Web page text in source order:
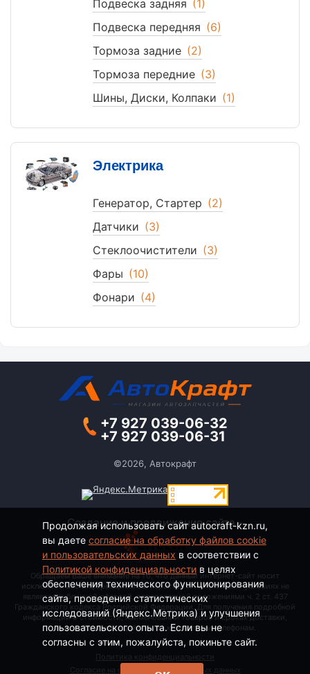
Подвеска задняя (1)
Подвеска передняя (6)
Тормоза задние (2)
Тормоза передние (3)
Шины, Диски, Колпаки (1)
Электрика
Генератор, Стартер (2)
Датчики (3)
Стеклоочистители (3)
Фары (10)
Фонари (4)
+7 927 039-06-32
+7 927 039-06-31
©2026, Автокрафт
Создание и продвижение сайта -
Обращаем Ваше внимание на то, что данный интернет-сайт носит
исключительно информационный характер и ни при каких условиях не
является публичной офертой, определяемой положениями ч. 2 ст. 437
Гражданского кодекса Российской Федерации. Для получения подробной
информации о стоимости, наименовании товаров и сроках доставки,
пожалуйста, обращайтесь по контактным телефонам.
Политика конфиденциальности
Согласие на обработку персональных данных
Продолжая использовать сайт autocraft-kzn.ru,
вы даете согласие на обработку файлов cookie
и пользовательских данных в соответствии с
Политикой конфиденциальностив целях
обеспечения технического функционирования
сайта, проведения статистических
исследований (Яндекс.Метрика) и улучшения
пользовательского опыта. Если вы не
согласны с этим, пожалуйста, покиньте сайт.